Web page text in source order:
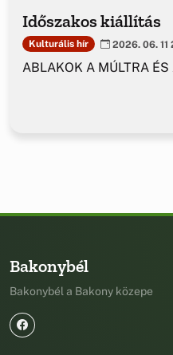
Időszakos kiállítás
Kulturális hír 2026. 06. 11
ABLAKOK A MÚLTRA
Bakonybél
Bakonybél a Bakony közepe